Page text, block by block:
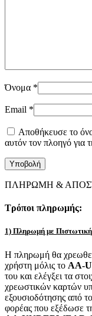
Όνομα *
Email *
Αποθήκευσε το
αυτόν τον πλοηγό για
ΠΛΗΡΩΜΗ &
Τρόποι πληρωμής:
1) Πληρωμή με
Η πληρωμή θα
χρήστη μόλις το AA-
του και ελέγξει τα
χρεωστικών καρτών
εξουσιοδότησης από
φορέας που εξέδωσε